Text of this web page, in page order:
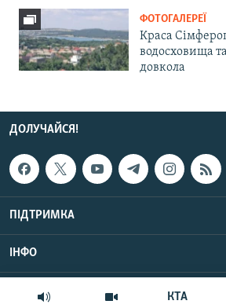
КТА
ФОТОГАЛЕРЕЇ
Краса
водосховища
довкола
ДОЛУЧАЙСЯ!
ПІДТРИМКА
ІНФО
© Крим.Реалії, 2026 |